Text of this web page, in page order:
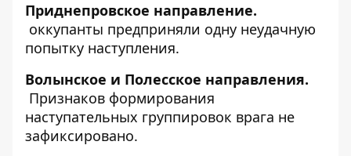
Приднепровское направление.
оккупанты предприняли одну неудачную
попытку наступления.
Волынское и Полесское направления.
Признаков формирования
наступательных группировок врага не
зафиксировано.